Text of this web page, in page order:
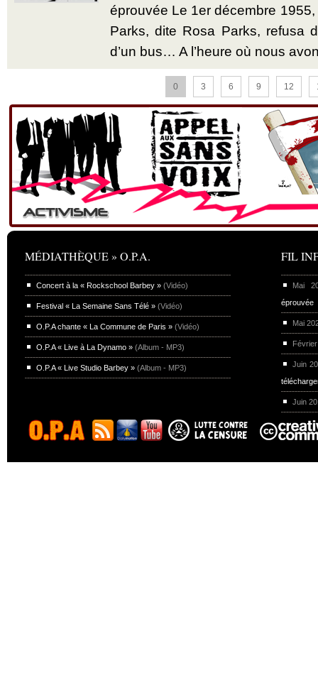
éprouvée Le 1er décembre
Parks, dite Rosa Parks, refusa
d’un bus… A l’heure où nous
0 3 6 9 12
MÉDIATHÈQUE » O.P.A.
Concert à la « Rockschool Barbey » (Vidéo)
Festival « La Semaine Sans Télé » (Vidéo)
O.P.A chante « La Commune de Paris » (Vidéo)
O.P.A « Live à La Dynamo » (Album - MP3)
O.P.A « Live Studio Barbey » (Album - MP3)
FIL
Mai
éprouvée
Mai
Juin
Juin